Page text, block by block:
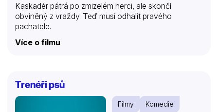
Kaskadér pátrá po zmizelém herci, ale skončí
obviněný z vraždy. Teď musí odhalit pravého
pachatele.
Více o filmu
Trenéři psů
Filmy Komedie